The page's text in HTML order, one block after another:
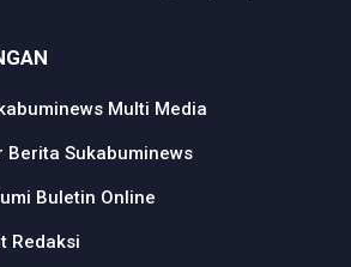
Multi Media
Berita Sukabuminews
Buletin Online
Redaksi